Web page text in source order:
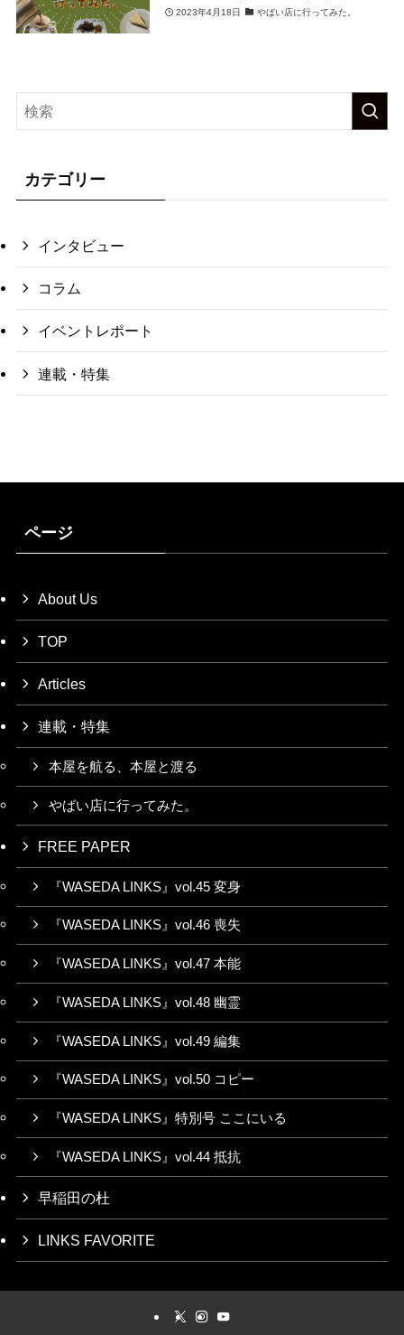
2023年4月18日 やばい店に行ってみた。
カテゴリー
インタビュー
コラム
イベントレポート
連載・特集
ページ
About Us
TOP
Articles
連載・特集
本屋を航る、本屋と渡る
やばい店に行ってみた。
FREE PAPER
『WASEDA LINKS』vol.45 変身
『WASEDA LINKS』vol.46 喪失
『WASEDA LINKS』vol.47 本能
『WASEDA LINKS』vol.48 幽霊
『WASEDA LINKS』vol.49 編集
『WASEDA LINKS』vol.50 コピー
『WASEDA LINKS』特別号 ここにいる
『WASEDA LINKS』vol.44 抵抗
早稲田の杜
LINKS FAVORITE